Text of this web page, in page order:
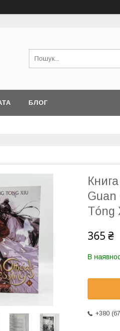
БЛОГ
Guan
Tóng
365 ₴
В
+380